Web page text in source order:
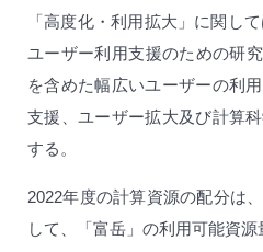
「高度化・利用拡大」に関し
ユーザー利用支援のための研
を含めた幅広いユーザーの利
支援、ユーザー拡大及び計算
する。
2022年度の計算資源の配分は
して、「富岳」の利用可能資源